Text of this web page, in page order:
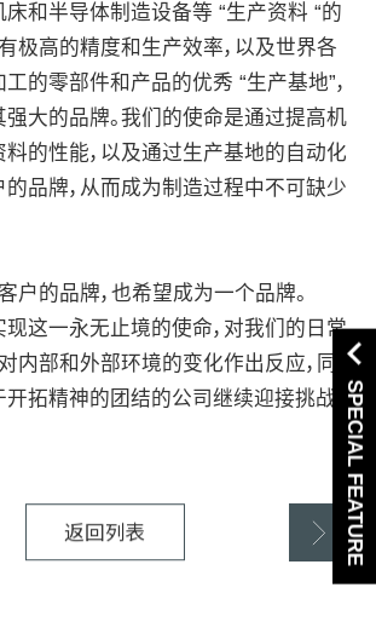
和半导体制造设备等 “生产资料 “的
极高的精度和生产效率，以及世界各
的零部件和产品的优秀 “生产基地”，
大的品牌。我们的使命是通过提高机
的性能，以及通过生产基地的自动化
品牌，从而成为制造过程中不可缺少
户的品牌，也希望成为一个品牌。
这一永无止境的使命，对我们的日常
内部和外部环境的变化作出反应，同
拓精神的团结的公司继续迎接挑战。
下一篇
返回列表 SPECIAL FEATURE